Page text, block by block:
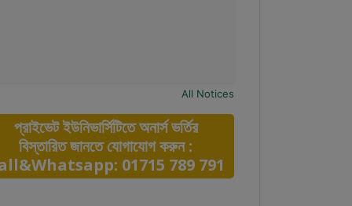
All Notices
প্রাইভেট ইউনিভার্সিটিতে অনার্স ভর্তির
বিস্তারিত জানতে যোগাযোগ করুন :
01715 789 791